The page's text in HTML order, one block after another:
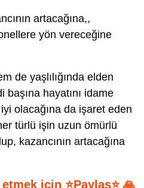
artacağına,,
yön vereceğine
de yaşlılığında elden
hayatını idame
olacağına da işaret eden
türlü işin uzun ömürlü
kazancının artacağına
için ⭐Paylaş⭐ 🙏